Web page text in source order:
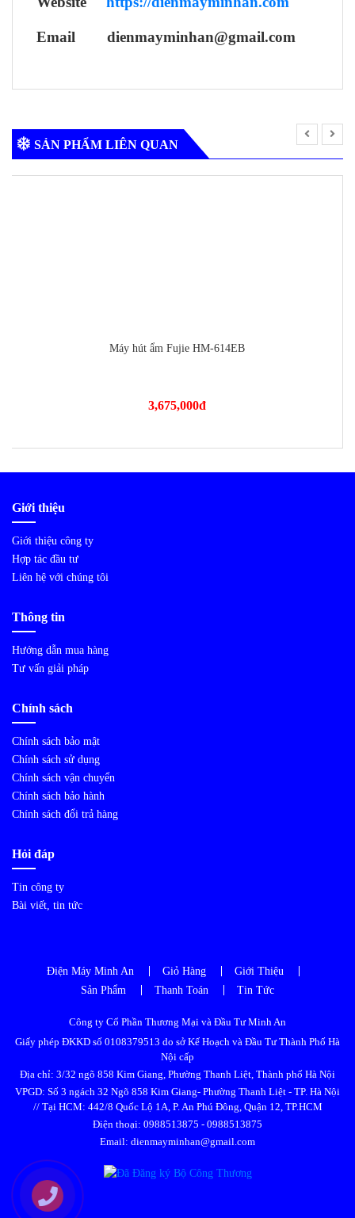
Email dienmayminhan@gmail.com
SẢN PHẨM LIÊN QUAN
Máy hút ẩm Fujie HM-614EB
3,675,000đ
Giới thiệu
Giới thiệu công ty
Hợp tác đầu tư
Liên hệ với chúng tôi
Thông tin
Hướng dẫn mua hàng
Tư vấn giải pháp
Chính sách
Chính sách bảo mật
Chính sách sử dụng
Chính sách vận chuyển
Chính sách bảo hành
Chính sách đổi trả hàng
Hỏi đáp
Tin công ty
Bài viết, tin tức
Điện Máy Minh An Giỏ Hàng
Giới Thiệu
Sản Phẩm
Thanh Toán Tin Tức
Công ty Cổ Phần Thương Mại và Đầu Tư Minh An
Giấy phép ĐKKD số 0108379513 do sở Kế Hoạch và Đầu Tư Thành Phố Hà
Nội cấp
Địa chỉ: 3/32 ngõ 858 Kim Giang, Phường Thanh Liệt, Thành phố Hà Nội
VPGD: Số 3 ngách 32 Ngõ 858 Kim Giang- Phường Thanh Liệt - TP. Hà Nội
// Tại HCM: 442/8 Quốc Lộ 1A, P. An Phú Đông, Quận 12, TP.HCM
Điện thoại: 0988513875 - 0988513875
Email: dienmayminhan@gmail.com